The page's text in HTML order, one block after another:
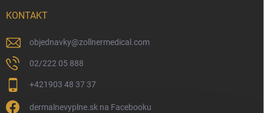
KONTAKT
objednavky@zollnermedical.com
02/222 05 888
+421903 48 37 37
dermalnevyplne.sk na Facebooku